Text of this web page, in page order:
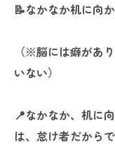
📝なかなか机に向
（※脳には癖があ
いない）
📍なかなか、机に
は、怠け者だから